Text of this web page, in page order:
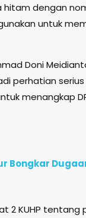
dengan
untuk
Doni Meidianto,
perhatian
menangkap
Bongkar
2 KUHP tentang